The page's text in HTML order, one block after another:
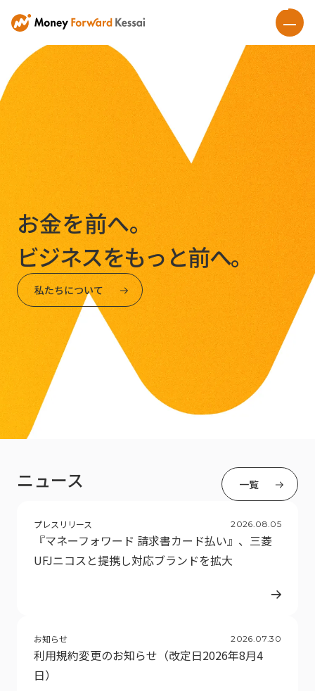
お金を前へ。
ビジネスをもっと前へ。
私たちについて
ニュース 一覧
プレスリリース 2026.08.05
『マネーフォワード 請求書カード払い』、三菱
UFJニコスと提携し対応ブランドを拡大
お知らせ 2026.07.30
利用規約変更のお知らせ（改定日2026年8月4
日）